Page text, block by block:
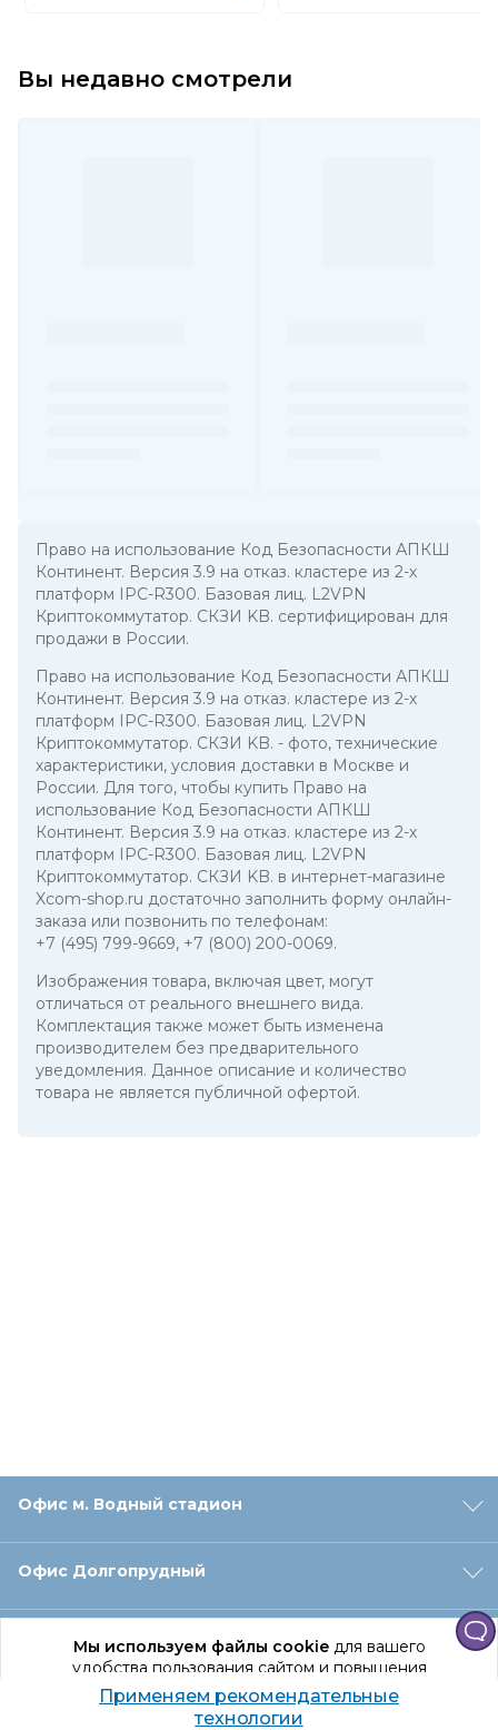
Мы используем файлы cookieдля вашего
удобства пользования сайтом и повышения
качества рекомендаций.
Продолжая использование сайта, вы даете
Вы недавно смотрели
Право на использование Код Безопасности АПКШ
Континент. Версия 3.9 на отказ. кластере из 2-х
платформ IPC-R300. Базовая лиц. L2VPN
Криптокоммутатор. СКЗИ KB. сертифицирован для
продажи в России.
Право на использование Код Безопасности АПКШ
Континент. Версия 3.9 на отказ. кластере из 2-х
платформ IPC-R300. Базовая лиц. L2VPN
Криптокоммутатор. СКЗИ KB. - фото, технические
характеристики, условия доставки в Москве и
России. Для того, чтобы купить Право на
использование Код Безопасности АПКШ
Континент. Версия 3.9 на отказ. кластере из 2-х
платформ IPC-R300. Базовая лиц. L2VPN
Криптокоммутатор. СКЗИ KB. в интернет-магазине
Xcom-shop.ru достаточно заполнить форму онлайн-
заказа или позвонить по телефонам:
+7 (495) 799-9669, +7 (800) 200-0069.
Изображения товара, включая цвет, могут
отличаться от реального внешнего вида.
Комплектация также может быть изменена
производителем без предварительного
уведомления. Данное описание и количество
товара не является публичной офертой.
Офис м. Водный стадион
Офис Долгопрудный
Офис Санкт‑Петербург
Оформление заказа
Применяем рекомендательные
технологии